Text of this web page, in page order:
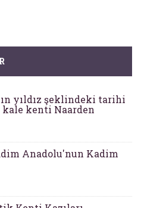
yıldız şeklindeki tarihi
kenti Naarden
Anadolu'nun Kadim